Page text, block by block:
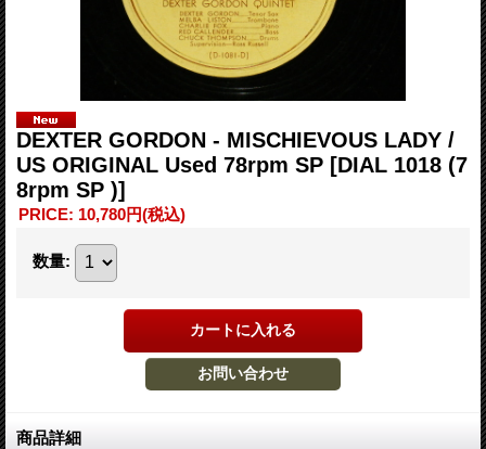
DEXTER GORDON - MISCHIEVOUS LADY /
US ORIGINAL Used 78rpm SP [DIAL 1018 (7
8rpm SP )]
PRICE: 10,780円(税込)
数量:
商品詳細